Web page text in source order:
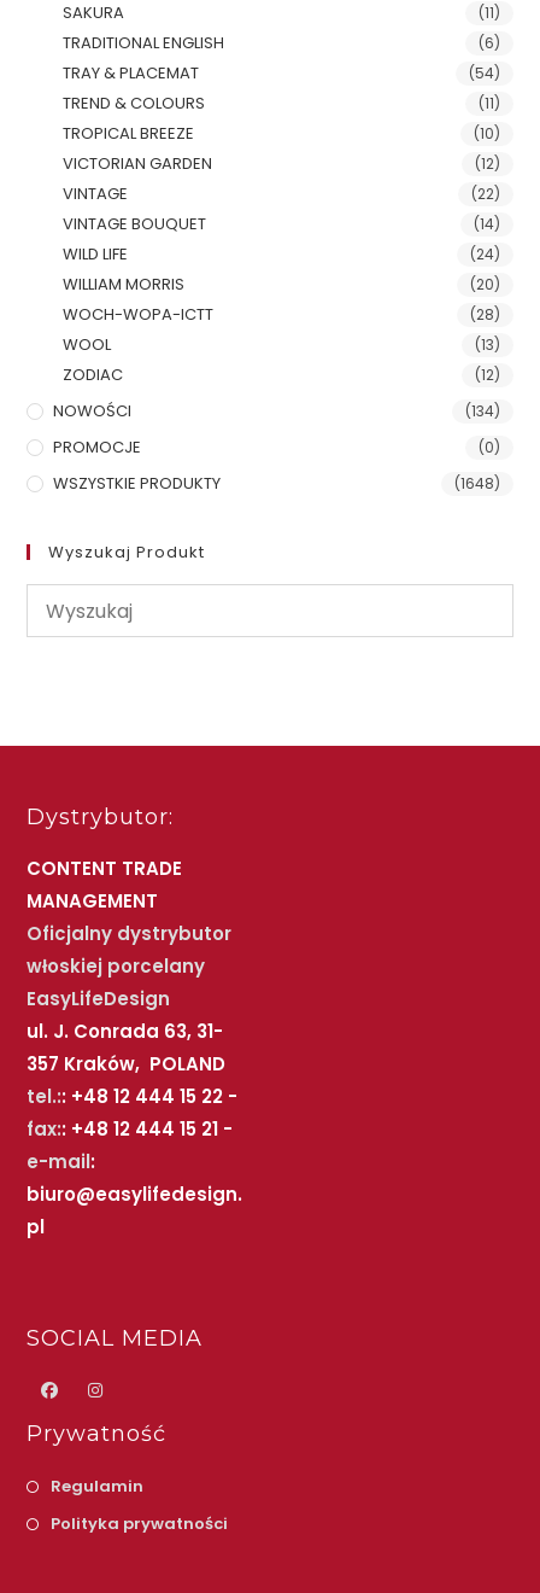
SAKURA (11)
TRADITIONAL ENGLISH (6)
TRAY & PLACEMAT (54)
TREND & COLOURS (11)
TROPICAL BREEZE (10)
VICTORIAN GARDEN (12)
VINTAGE (22)
VINTAGE BOUQUET (14)
WILD LIFE (24)
WILLIAM MORRIS (20)
WOCH-WOPA-ICTT (28)
WOOL (13)
ZODIAC (12)
NOWOŚCI (134)
PROMOCJE (0)
WSZYSTKIE PRODUKTY (1648)
Wyszukaj Produkt
Dystrybutor:
CONTENT TRADE
MANAGEMENT
Oficjalny dystrybutor
włoskiej porcelany
EasyLifeDesign
ul. J. Conrada 63, 31-
357 Kraków, POLAND
tel.:: +48 12 444 15 22 -
fax:: +48 12 444 15 21 -
e-mail:
biuro@easylifedesign.
pl
SOCIAL MEDIA
Prywatność
Regulamin
Polityka prywatności